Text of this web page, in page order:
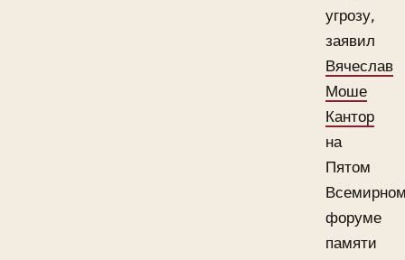
угрозу,
заявил
Вячеслав
Моше
Кантор
на
Пятом
форуме
памяти